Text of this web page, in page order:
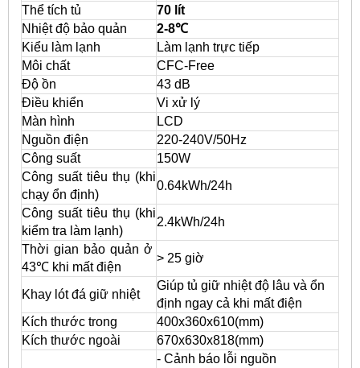
Thể tích tủ
70 lít
Nhiệt độ bảo quản
2-8℃
Kiểu làm lạnh
Làm lạnh trực tiếp
Môi chất
CFC-Free
Độ ồn
43 dB
Điều khiển
Vi xử lý
Màn hình
LCD
Nguồn điện
220-240V/50Hz
Công suất
150W
Công suất tiêu thụ (khi
chạy ổn định)
0.64kWh/24h
Công suất tiêu thụ (khi
kiểm tra làm lạnh)
2.4kWh/24h
Thời gian bảo quản ở
43℃ khi mất điện
> 25 giờ
Khay lót đá giữ nhiệt
Giúp tủ giữ nhiệt độ lâu và ổn
định ngay cả khi mất điện
Kích thước trong
400x360x610(mm)
Kích thước ngoài
670x630x818(mm)
- Cảnh báo lỗi nguồn